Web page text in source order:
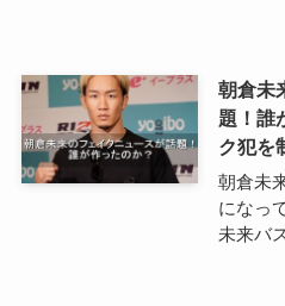
朝倉未
題！誰
ク犯を
朝倉未
になっ
未来バ